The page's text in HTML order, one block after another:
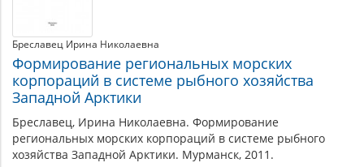
Бреславец Ирина Николаевна
Формирование региональных морских
корпораций в системе рыбного хозяйства
Западной Арктики
Бреславец, Ирина Николаевна. Формирование
региональных морских корпораций в системе рыбного
хозяйства Западной Арктики. Мурманск, 2011.